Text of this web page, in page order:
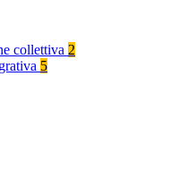
collettiva 2
5